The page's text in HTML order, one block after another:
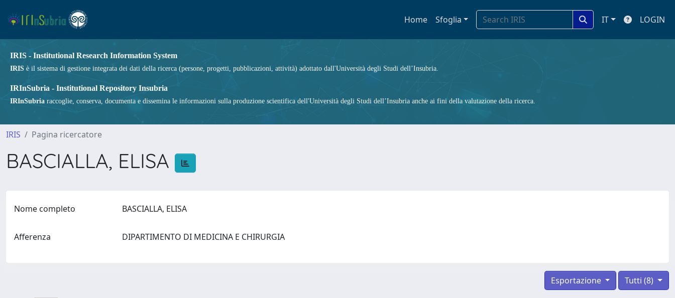
Home Sfoglia IT LOGIN
IRIS - Institutional Research Information System
IRIS è il sistema di gestione integrata dei dati della ricerca (persone, progetti, pubblicazioni, attività) adottato dall'Università degli Studi dell’Insubria.
IRInSubria - Institutional Repository Insubria
IRInSubria raccoglie, conserva, documenta e dissemina le informazioni sulla produzione scientifica dell'Università degli Studi dell’Insubria anche ai fini della valutazione della ricerca.
IRIS Pagina ricercatore
BASCIALLA, ELISA
Nome completo BASCIALLA, ELISA
Afferenza DIPARTIMENTO DI MEDICINA E CHIRURGIA
Tutti (8)
Esportazione